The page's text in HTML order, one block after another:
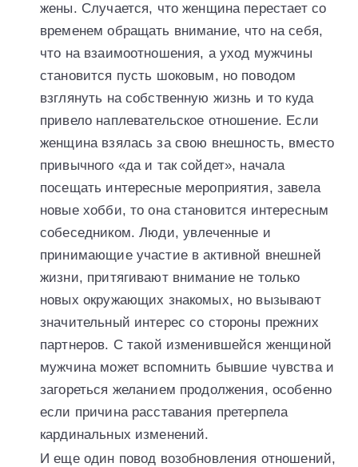
жены. Случается, что женщина перестает со
временем обращать внимание, что на себя,
что на взаимоотношения, а уход мужчины
становится пусть шоковым, но поводом
взглянуть на собственную жизнь и то куда
привело наплевательское отношение. Если
женщина взялась за свою внешность, вместо
привычного «да и так сойдет», начала
посещать интересные мероприятия, завела
новые хобби, то она становится интересным
собеседником. Люди, увлеченные и
принимающие участие в активной внешней
жизни, притягивают внимание не только
новых окружающих знакомых, но вызывают
значительный интерес со стороны прежних
партнеров. С такой изменившейся женщиной
мужчина может вспомнить бывшие чувства и
загореться желанием продолжения, особенно
если причина расставания претерпела
кардинальных изменений.
И еще один повод возобновления отношений,